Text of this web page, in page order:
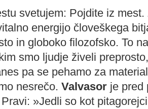
svetujem: Pojdite iz
energijo človeškega
in globoko filozofsko. To
smo ljudje živeli
pa se pehamo za
nesrečo. Valvasor je pred
»Jedli so kot